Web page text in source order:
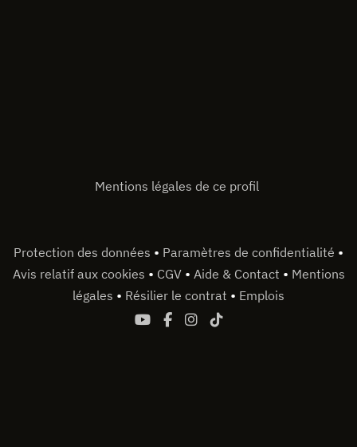
Mentions légales de ce profil
Protection des données • Paramètres de confidentialité •
Avis relatif aux cookies • CGV • Aide & Contact • Mentions
légales • Résilier le contrat • Emplois